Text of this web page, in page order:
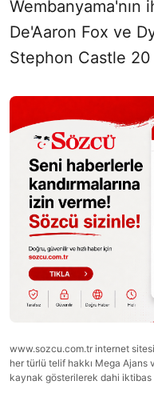
Wembanyama'nın
De'Aaron Fox ve
Stephon Castle 20
www.sozcu.com.tr internet
her türlü telif hakkı Mega Ajans
kaynak gösterilerek dahi iktibas